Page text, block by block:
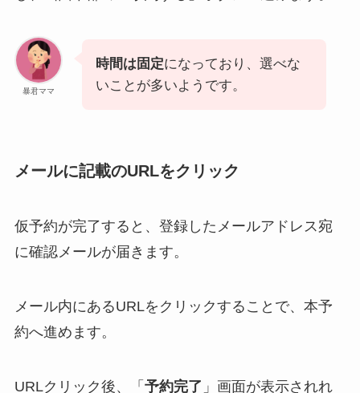
暴君ママ
時間は固定になっており、選べな
いことが多いようです。
メールに記載のURLをクリック
仮予約が完了すると、登録したメールアドレス宛
に確認メールが届きます。
メール内にあるURLをクリックすることで、本予
約へ進めます。
URLクリック後、「 予約完了 」画面が表示されれ